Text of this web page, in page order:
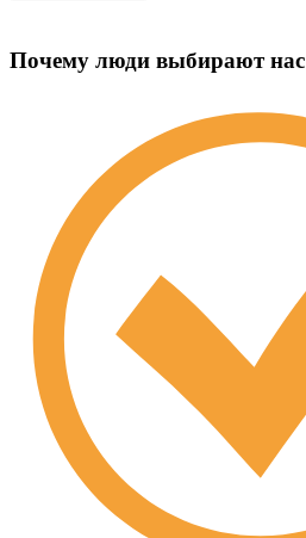
Почему люди выбирают нас